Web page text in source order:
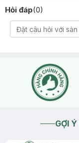
Hỏi đáp(0)
GỢI